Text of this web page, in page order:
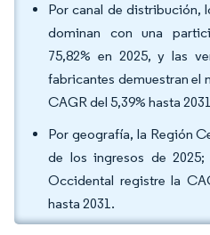
Por canal de distribución,
dominan con una
75,82% en 2025, y las
fabricantes demuestran el
CAGR del 5,39% hasta
Por geografía, la Región
de los ingresos de
Occidental registre la
hasta 2031.